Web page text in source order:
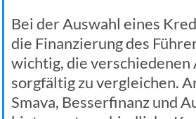
Bei der Auswahl eines
die Finanzierung des
wichtig, die verschiedenen
sorgfältig zu vergleichen.
Smava, Besserfinanz und